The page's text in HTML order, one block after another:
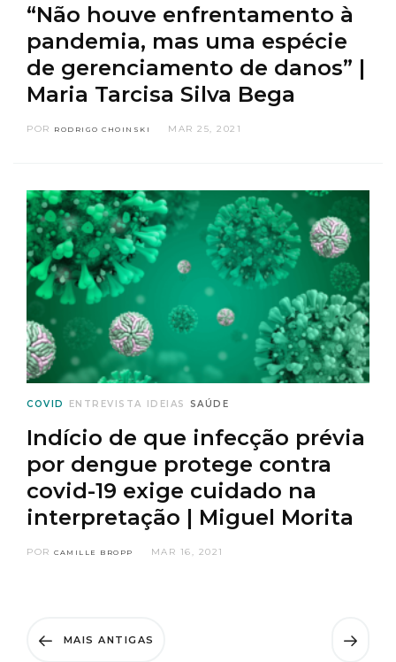
“Não houve enfrentamento à
pandemia, mas uma espécie
de gerenciamento de danos” |
Maria Tarcisa Silva Bega
POR RODRIGO CHOINSKI MAR 25, 2021
COVID ENTREVISTA IDEIAS SAÚDE
Indício de que infecção prévia
por dengue protege contra
covid-19 exige cuidado na
interpretação | Miguel Morita
POR CAMILLE BROPP MAR 16, 2021
MAIS ANTIGAS